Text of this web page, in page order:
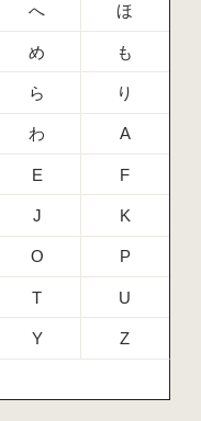
へ ほ
め も
ら り
わ A
E F
J K
O P
T U
Y Z